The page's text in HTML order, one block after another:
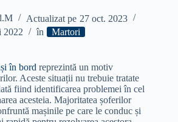
Actualizat pe 27 oct. 2023
2022 în Martori
în bord reprezintă un motiv
Aceste situații nu trebuie tratate
fiind identificarea problemei în cel
acesteia. Majoritatea șoferilor
mașinile pe care le conduc și